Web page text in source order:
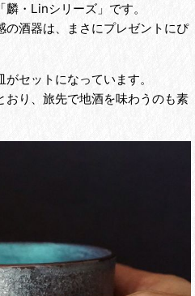
・Linシリーズ」です。
酒器は、まさにプレゼントにぴ
セットになっています。
り、旅先で地酒を味わうのも素